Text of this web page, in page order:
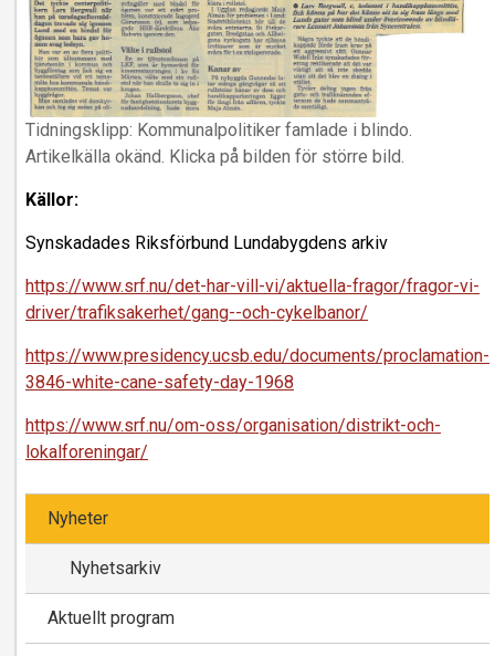
Tidningsklipp: Kommunalpolitiker famlade i blindo.
Artikelkälla okänd. Klicka på bilden för större bild.
Källor:
Synskadades Riksförbund Lundabygdens arkiv
https://www.srf.nu/det-har-vill-vi/aktuella-fragor/fragor-vi-
driver/trafiksakerhet/gang--och-cykelbanor/
https://www.presidency.ucsb.edu/documents/proclamation-
3846-white-cane-safety-day-1968
https://www.srf.nu/om-oss/organisation/distrikt-och-
lokalforeningar/
Nyheter
Nyhetsarkiv
Aktuellt program